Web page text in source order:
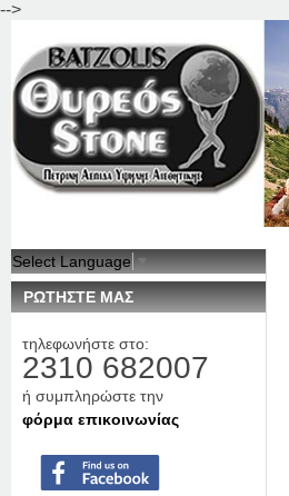
-->
Select Language▼
ΡΩΤΗΣΤΕ ΜΑΣ
τηλεφωνήστε στο:
2310 682007
ή συμπληρώστε την
φόρμα επικοινωνίας